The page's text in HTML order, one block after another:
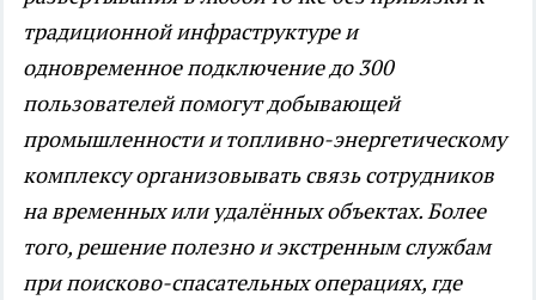
традиционной инфраструктуре и
одновременное подключение до 300
пользователей помогут добывающей
промышленности и топливно-энергетическому
комплексу организовывать связь сотрудников
на временных или удалённых объектах. Более
того, решение полезно и экстренным службам
при поисково-спасательных операциях, где